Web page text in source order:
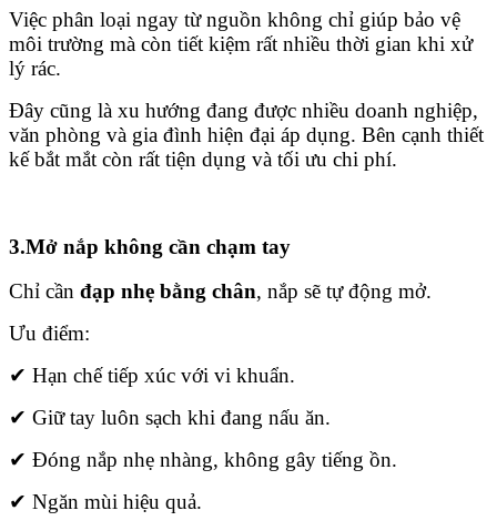
Việc phân loại ngay từ nguồn không chỉ giúp bảo vệ
môi trường mà còn tiết kiệm rất nhiều thời gian khi xử
lý rác.
Đây cũng là xu hướng đang được nhiều doanh nghiệp,
văn phòng và gia đình hiện đại áp dụng. Bên cạnh thiết
kế bắt mắt còn rất tiện dụng và tối ưu chi phí.
3.Mở nắp không cần chạm tay
Chỉ cần đạp nhẹ bằng chân, nắp sẽ tự động mở.
Ưu điểm:
✔ Hạn chế tiếp xúc với vi khuẩn.
✔ Giữ tay luôn sạch khi đang nấu ăn.
✔ Đóng nắp nhẹ nhàng, không gây tiếng ồn.
✔ Ngăn mùi hiệu quả.